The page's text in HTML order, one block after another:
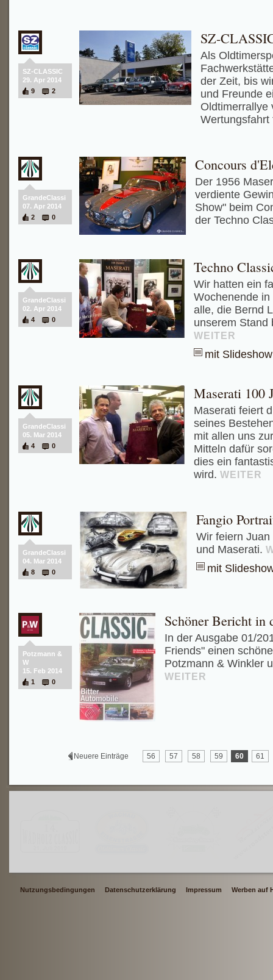
SZ-CLASSIC
29. Apr 2014
9
2
SZ-
Als
der Zeit, bis
und Freunde
Oldtimerrallye
GrandeClassi
07. Apr 2014
2
0
Concours
Der 1956
verdiente
Show" beim
der Techno
GrandeClassi
02. Apr 2014
4
0
Techno
Wir hatten ein
Wochenende
alle, die Bernd
unserem Stand
WEITER
mit Slideshow
GrandeClassi
05. Mar 2014
4
0
Maserati 100
Maserati feiert
seines
mit allen uns
Mitteln dafür
dies ein
wird. WEITER
GrandeClassi
04. Mar 2014
8
0
Fangio
Wir feiern
und Maserati.
mit
Potzmann &
W
15. Feb 2014
1
0
Schöner Bericht in
In der Ausgabe 01/
Friends" einen
Potzmann & Winkler
WEITER
Neuere Einträge 56 57 58 59 60 61
Nutzungsbedingungen Datenschutzerklärung Impressum Werben auf